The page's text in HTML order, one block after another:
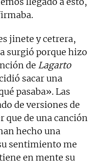
jinete y cetrera,
surgió porque hizo
de Lagarto
sacar una
pasaba». Las
de versiones de
que de una canción
hecho una
sentimiento me
en mente su